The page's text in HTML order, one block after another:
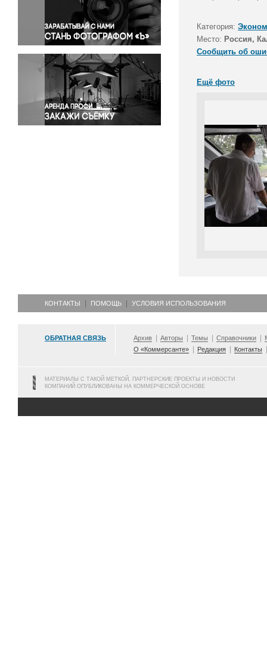
Правосудие
Происшествия и конфликты
Религия
Светская жизнь
Спорт
Экология
Экономика и бизнес
Категория:
Место: Россия,
Сообщить об
Ещё фото
КОНТАКТЫ ПОМОЩЬ УСЛОВИЯ ИСПОЛЬЗОВАНИЯ
ОБРАТНАЯ СВЯЗЬ Архив Авторы Темы Справочники
О «Коммерсанте»
Редакция Контакты
МАТЕРИАЛЫ С ТАКОЙ МЕТКОЙ, ПАРТНЕРСКИЕ ПРОЕКТЫ И НОВОСТИ
КОМПАНИЙ ОПУБЛИКОВАНЫ НА КОММЕРЧЕСКОЙ ОСНОВЕ